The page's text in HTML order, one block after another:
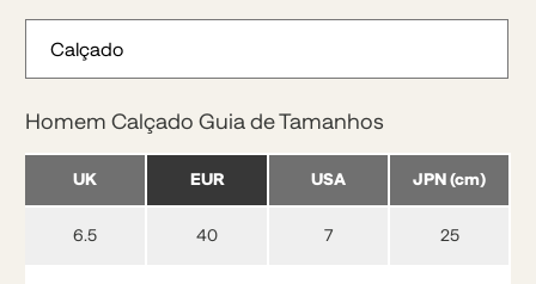
Homem Calçado Guia de Tamanhos
UK EUR USA JPN (cm)
6.5 40 7 25